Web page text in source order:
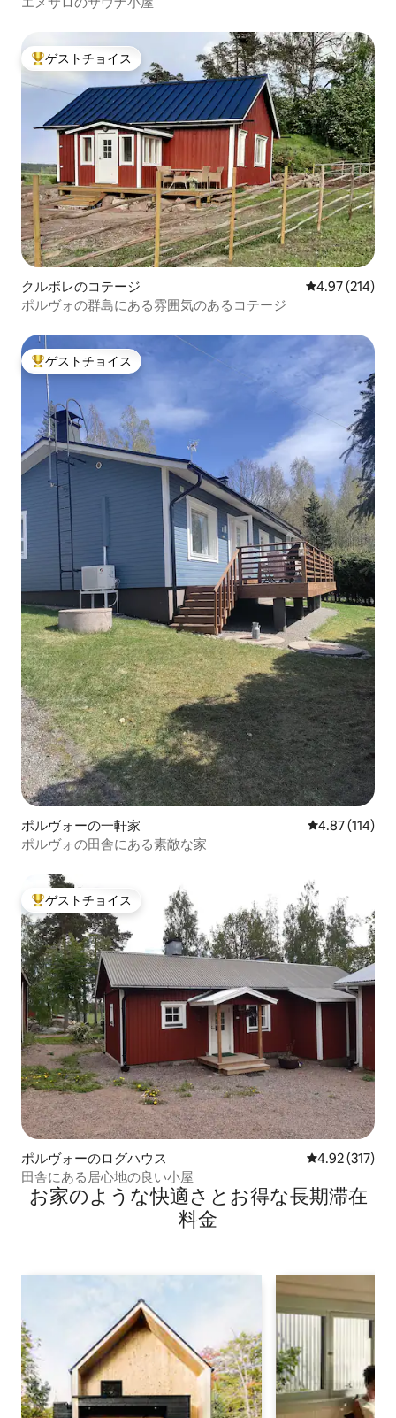
大好評のゲストチョイスです。
ゲストチョイス
クルボレのコテージ レビュー214
4.97 (214)
ポルヴォの群島にある雰囲気のあるコテージ
大好評のゲストチョイスです。
ゲストチョイス
ポルヴォーの一軒家 レビュー114
4.87 (114)
ポルヴォの田舎にある素敵な家
大好評のゲストチョイスです。
ゲストチョイス
ポルヴォーのログハウス レビュー317
4.92 (317)
田舎にある居心地の良い小屋
お家のような快⁠適⁠さ⁠とお⁠得⁠な長⁠期⁠滞⁠在
料⁠金